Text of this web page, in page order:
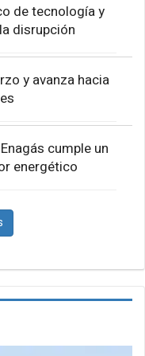
de tecnología y
disrupción
y avanza hacia
cumple un
energético